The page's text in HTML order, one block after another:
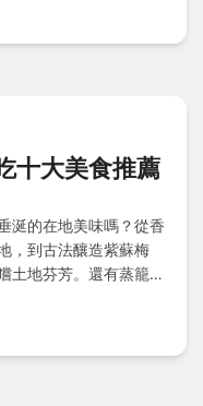
十大美食推薦
涎的在地美味嗎？從香
，到古法釀造紫蘇梅
土地芬芳。還有蒸籠米
險！